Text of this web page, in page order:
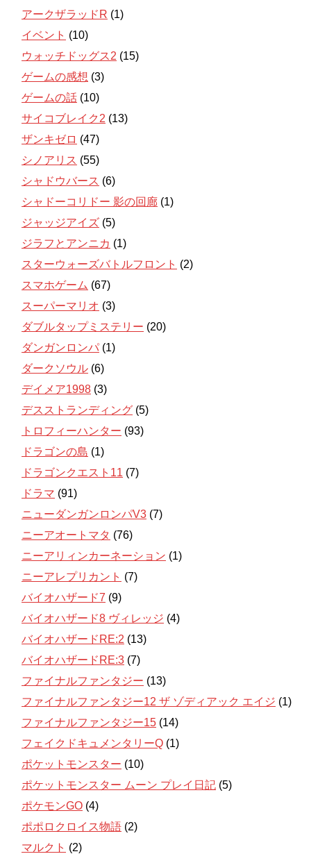
アークザラッドR (1)
イベント (10)
ウォッチドッグス2 (15)
ゲームの感想 (3)
ゲームの話 (10)
サイコブレイク2 (13)
ザンキゼロ (47)
シノアリス (55)
シャドウバース (6)
シャドーコリドー 影の回廊 (1)
ジャッジアイズ (5)
ジラフとアンニカ (1)
スターウォーズバトルフロント (2)
スマホゲーム (67)
スーパーマリオ (3)
ダブルタップミステリー (20)
ダンガンロンパ (1)
ダークソウル (6)
デイメア1998 (3)
デスストランディング (5)
トロフィーハンター (93)
ドラゴンの島 (1)
ドラゴンクエスト11 (7)
ドラマ (91)
ニューダンガンロンパV3 (7)
ニーアオートマタ (76)
ニーアリィンカーネーション (1)
ニーアレプリカント (7)
バイオハザード7 (9)
バイオハザード8 ヴィレッジ (4)
バイオハザードRE:2 (13)
バイオハザードRE:3 (7)
ファイナルファンタジー (13)
ファイナルファンタジー12 ザ ゾディアック エイジ (1)
ファイナルファンタジー15 (14)
フェイクドキュメンタリーQ (1)
ポケットモンスター (10)
ポケットモンスター ムーン プレイ日記 (5)
ポケモンGO (4)
ポポロクロイス物語 (2)
マルクト (2)